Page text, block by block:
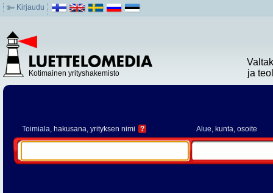
Kirjaudu
Kotimainen yrityshakemisto
ja
Toimiala, hakusana, yrityksen nimi ? Alue, kunta, osoite